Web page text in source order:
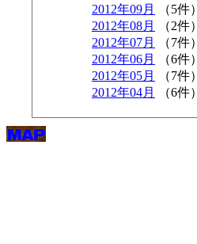
2012年09月
（5件）
2012年08月
（2件）
2012年07月
（7件）
2012年06月
（6件）
2012年05月
（7件）
2012年04月
（6件）